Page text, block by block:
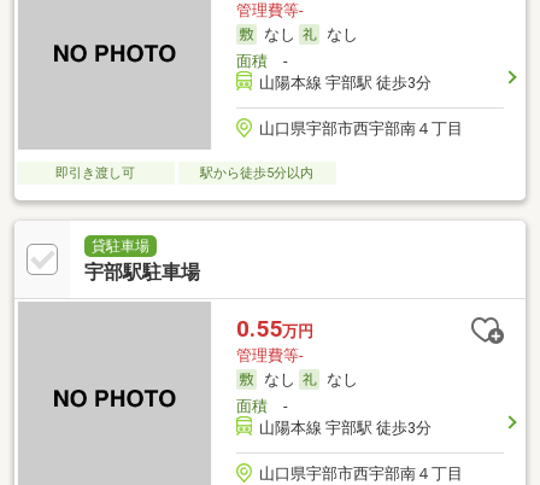
管理費等-
なし
なし
面積-
山陽本線 宇部駅 徒歩3分
山口県宇部市西宇部南４丁目
即引き渡し可 駅から徒歩5分以内
貸駐車場
宇部駅駐車場
0.55万円
管理費等-
なし
なし
面積-
山陽本線 宇部駅 徒歩3分
山口県宇部市西宇部南４丁目